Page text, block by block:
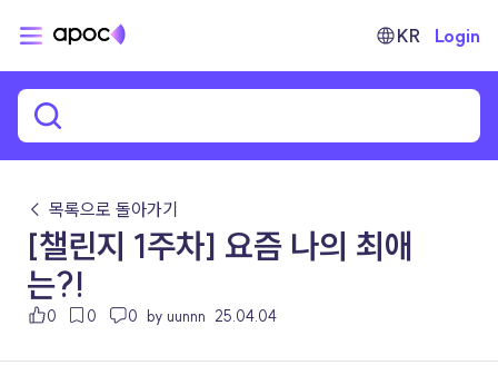
KR Login
← 목록으로 돌아가기
[챌린지 1주차] 요즘 나의 최애
는?!
0 0 0 by uunnn 25.04.04